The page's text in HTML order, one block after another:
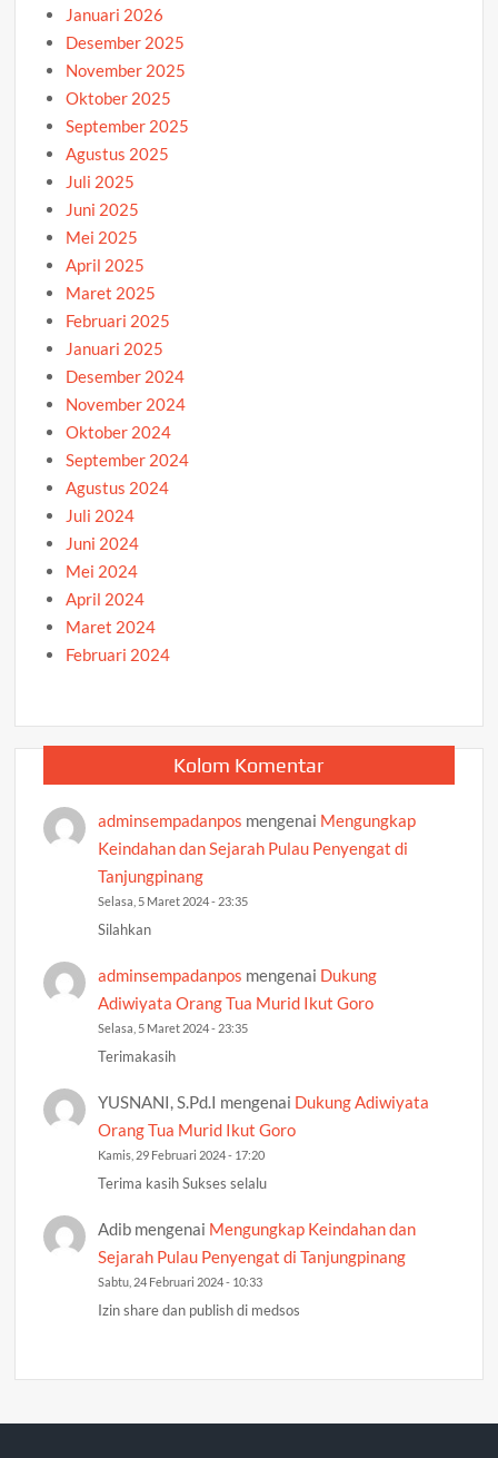
Januari 2026
Desember 2025
November 2025
Oktober 2025
September 2025
Agustus 2025
Juli 2025
Juni 2025
Mei 2025
April 2025
Maret 2025
Februari 2025
Januari 2025
Desember 2024
November 2024
Oktober 2024
September 2024
Agustus 2024
Juli 2024
Juni 2024
Mei 2024
April 2024
Maret 2024
Februari 2024
Kolom Komentar
adminsempadanpos mengenai Mengungkap
Keindahan dan Sejarah Pulau Penyengat di
Tanjungpinang
Selasa, 5 Maret 2024 - 23:35
Silahkan
adminsempadanpos mengenai Dukung
Adiwiyata Orang Tua Murid Ikut Goro
Selasa, 5 Maret 2024 - 23:35
Terimakasih
YUSNANI, S.Pd.I mengenai Dukung Adiwiyata
Orang Tua Murid Ikut Goro
Kamis, 29 Februari 2024 - 17:20
Terima kasih Sukses selalu
Adib mengenai Mengungkap Keindahan dan
Sejarah Pulau Penyengat di Tanjungpinang
Sabtu, 24 Februari 2024 - 10:33
Izin share dan publish di medsos